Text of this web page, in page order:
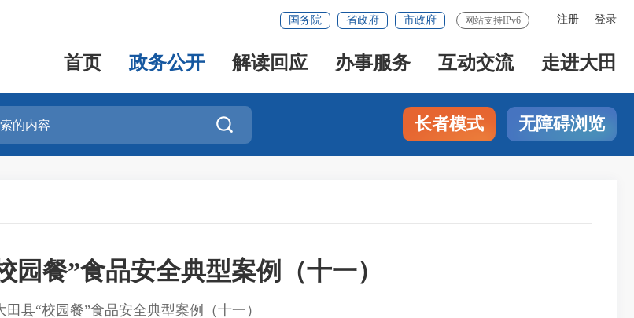
注册 登录
国务院 省政府 市政府 网站支持IPv6
首页 政务公开 解读回应 办事服务 互动交流 走进大田
 长者模式 无障碍浏览
园餐”食品安全典型案例（十一）
田县“校园餐”食品安全典型案例（十一）